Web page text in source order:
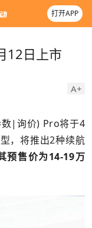
打开APP
12日上市
A+
数|询价) Pro将于4
，将推出2种续航
预售价为14-19万